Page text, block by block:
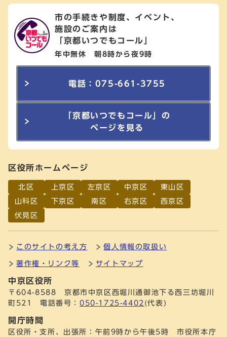
市の手続きや制度、イベント、
施設のご案内は
「京都いつでもコール」
年中無休 朝8時から夜9時
電話：075-661-3755
「京都いつでもコール」の
ページを見る
区役所ホームページ
北区 上京区 左京区 中京区
東山区
山科区
下京区 南区 右京区
西京区
伏見区
このサイトの考え方 個人情報の取扱い
著作権・リンク等 サイトマップ
中京区役所
〒604-8588 京都市中京区西堀川通御池下る西三坊堀川
町521 電話番号： 050-1725-4402 (代表)
開庁時間
区役所・支所、出張所：午前9時から午後5時 市役所本庁